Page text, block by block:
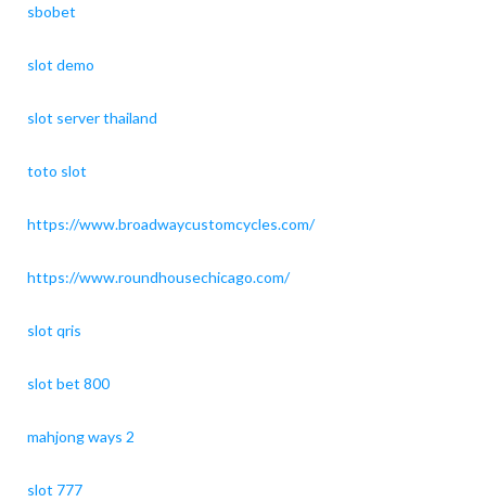
sbobet
slot demo
slot server thailand
toto slot
https://www.broadwaycustomcycles.com/
https://www.roundhousechicago.com/
slot qris
slot bet 800
mahjong ways 2
slot 777